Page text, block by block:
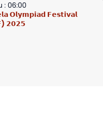
: 06:00
𝗢𝗹𝘆𝗺𝗽𝗶𝗮𝗱 𝗙𝗲𝘀𝘁𝗶𝘃𝗮𝗹
𝟮𝟬𝟮𝟱